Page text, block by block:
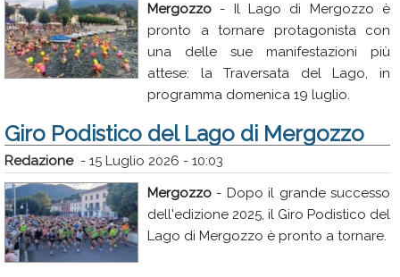
Mergozzo - Il Lago di Mergozzo è
pronto a tornare protagonista con
una delle sue manifestazioni più
attese: la Traversata del Lago, in
programma domenica 19 luglio.
Giro Podistico del Lago di Mergozzo
Redazione- 15 Luglio 2026 - 10:03
Mergozzo - Dopo il grande successo
dell'edizione 2025, il Giro Podistico del
Lago di Mergozzo è pronto a tornare.